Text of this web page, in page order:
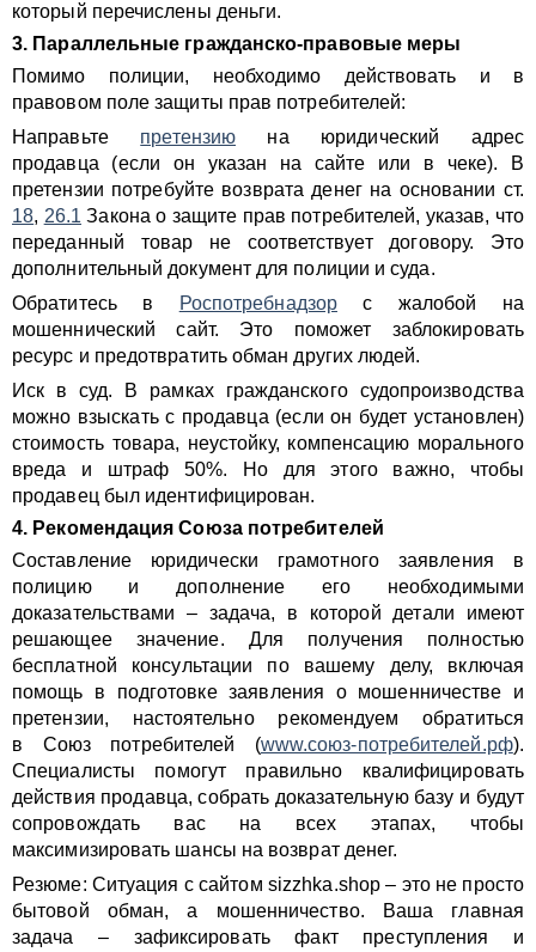
который перечислены деньги.
3. Параллельные гражданско-правовые меры
Помимо полиции, необходимо действовать и в
правовом поле защиты прав потребителей:
Направьте претензию на юридический адрес
продавца (если он указан на сайте или в чеке). В
претензии потребуйте возврата денег на основании ст.
18, 26.1 Закона о защите прав потребителей, указав, что
переданный товар не соответствует договору. Это
дополнительный документ для полиции и суда.
Обратитесь в
Роспотребнадзорс жалобой на
мошеннический сайт. Это поможет заблокировать
ресурс и предотвратить обман других людей.
Иск в суд. В рамках гражданского судопроизводства
можно взыскать с продавца (если он будет установлен)
стоимость товара, неустойку, компенсацию морального
вреда и штраф 50%. Но для этого важно, чтобы
продавец был идентифицирован.
4. Рекомендация Союза потребителей
Составление юридически грамотного заявления в
полицию и дополнение его необходимыми
доказательствами – задача, в которой детали имеют
решающее значение. Для получения полностью
бесплатной консультации по вашему делу, включая
помощь в подготовке заявления о мошенничестве и
претензии, настоятельно рекомендуем обратиться
в Союз потребителей (www.союз-потребителей.рф).
Специалисты помогут правильно квалифицировать
действия продавца, собрать доказательную базу и будут
сопровождать вас на всех этапах, чтобы
максимизировать шансы на возврат денег.
Резюме: Ситуация с сайтом sizzhka.shop – это не просто
бытовой обман, а мошенничество. Ваша главная
задача – зафиксировать факт преступления и